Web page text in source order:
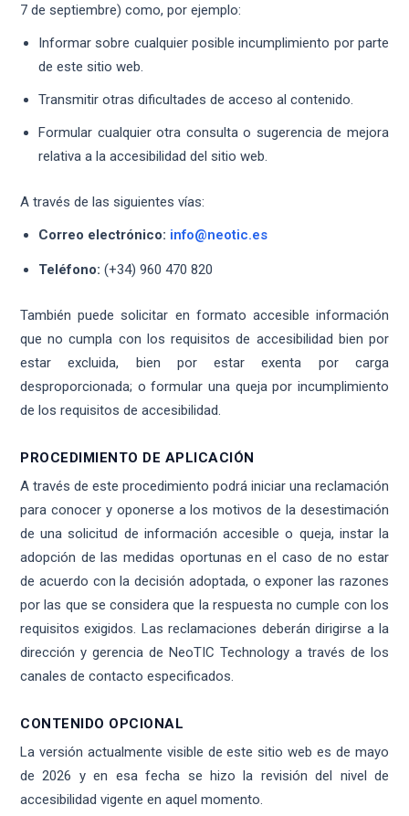
7 de septiembre) como, por ejemplo:
Informar sobre cualquier posible incumplimiento por parte
de este sitio web.
Transmitir otras dificultades de acceso al contenido.
Formular cualquier otra consulta o sugerencia de mejora
relativa a la accesibilidad del sitio web.
A través de las siguientes vías:
Correo electrónico: info@neotic.es
Teléfono: (+34) 960 470 820
También puede solicitar en formato accesible información
que no cumpla con los requisitos de accesibilidad bien por
estar excluida, bien por estar exenta por carga
desproporcionada; o formular una queja por incumplimiento
de los requisitos de accesibilidad.
PROCEDIMIENTO DE APLICACIÓN
A través de este procedimiento podrá iniciar una reclamación
para conocer y oponerse a los motivos de la desestimación
de una solicitud de información accesible o queja, instar la
adopción de las medidas oportunas en el caso de no estar
de acuerdo con la decisión adoptada, o exponer las razones
por las que se considera que la respuesta no cumple con los
requisitos exigidos. Las reclamaciones deberán dirigirse a la
dirección y gerencia de NeoTIC Technology a través de los
canales de contacto especificados.
CONTENIDO OPCIONAL
La versión actualmente visible de este sitio web es de mayo
de 2026 y en esa fecha se hizo la revisión del nivel de
accesibilidad vigente en aquel momento.